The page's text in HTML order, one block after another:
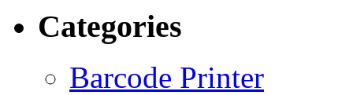
Categories
Barcode Printer